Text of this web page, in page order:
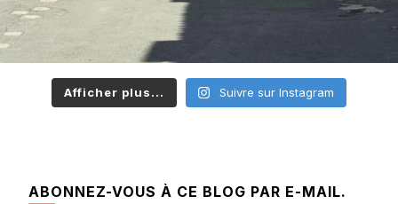
Afficher plus... Suivre sur Instagram
ABONNEZ-VOUS À CE BLOG PAR E-MAIL.